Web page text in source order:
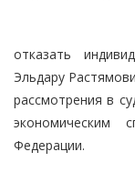
отказать
Эльдару
рассмотрения в
экономическим
Федерации.